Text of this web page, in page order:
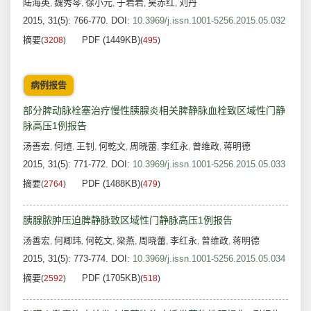
陆海英, 魏秀琴, 徐小元, 于岩岩, 吴赤红 , 刘丹
2015, 31(5): 766-770. DOI: 10.3969/j.issn.1001-5256.2015.05.032
摘要(3208) PDF (1449KB)(495)
病例报告
部分脾动脉栓塞治疗慢性胰腺炎相关脾静脉血栓致区域性门静
脉高压1例报告
汤善宏, 何煊, 王钊 , 何乾文, 周晓蕾, 李红永, 曾维政, 蒋明德
2015, 31(5): 771-772. DOI: 10.3969/j.issn.1001-5256.2015.05.033
摘要(2764) PDF (1488KB)(479)
胰腺脓肿压迫脾静脉致区域性门静脉高压1例报告
汤善宏, 何卿玮, 何乾文, 梁燕, 周晓蕾, 李红永, 曾维政, 蒋明德
2015, 31(5): 773-774. DOI: 10.3969/j.issn.1001-5256.2015.05.034
摘要(2592) PDF (1705KB)(518)